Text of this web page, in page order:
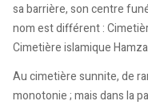
sa barrière, son centre
nom est différent :
Cimetière islamique
Au cimetière sunnite, de
monotonie ; mais dans la